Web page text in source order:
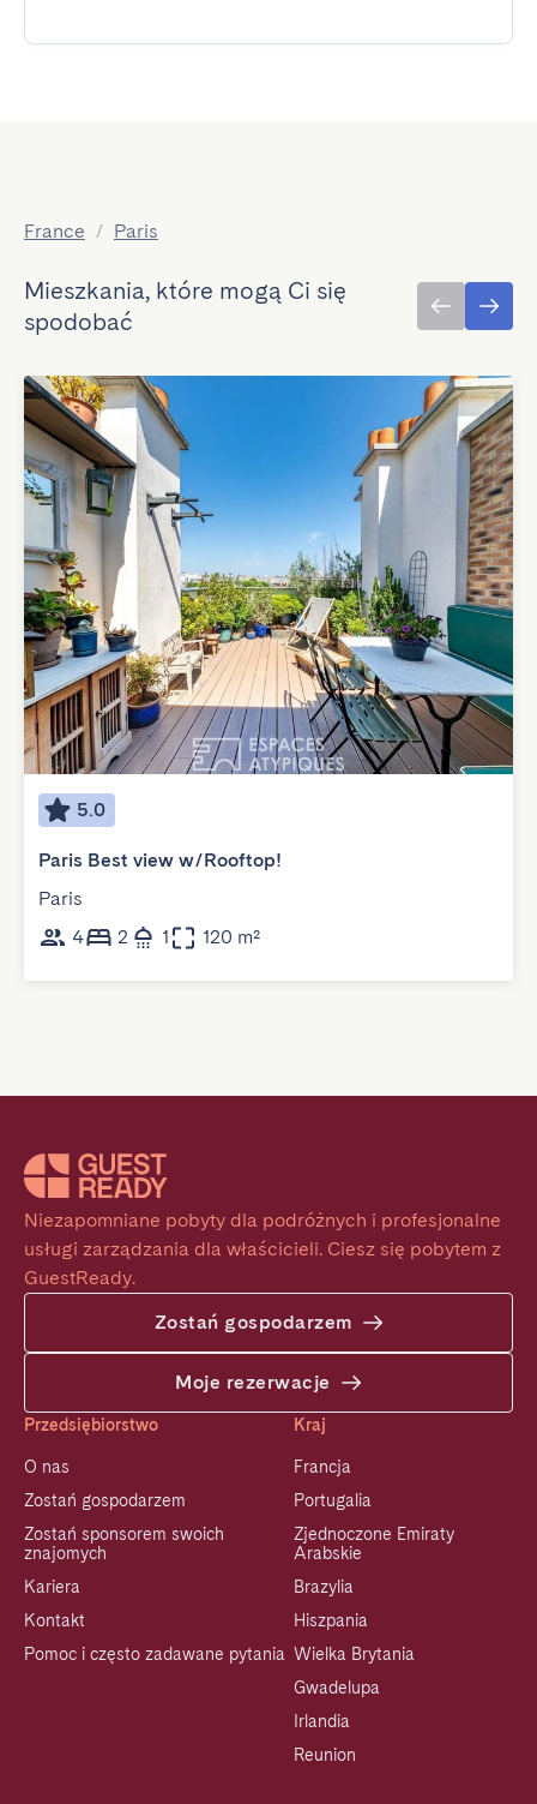
France / Paris
Mieszkania, które mogą Ci się
spodobać
5.0
Paris Best view w/Rooftop!
Paris
4
2 1 120 m²
Niezapomniane pobyty dla podróżnych i profesjonalne
usługi zarządzania dla właścicieli. Ciesz się pobytem z
GuestReady.
Zostań gospodarzem
Moje rezerwacje
Przedsiębiorstwo
O nas
Zostań gospodarzem
Zostań sponsorem swoich
znajomych
Kariera
Kontakt
Pomoc i często zadawane pytania
Kraj
Francja
Portugalia
Zjednoczone Emiraty
Arabskie
Brazylia
Hiszpania
Wielka Brytania
Gwadelupa
Irlandia
Reunion